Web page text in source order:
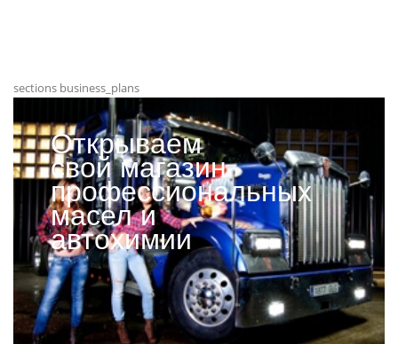
sections business_plans
Открываем
свой магазин
профессиональных
масел и
автохимии